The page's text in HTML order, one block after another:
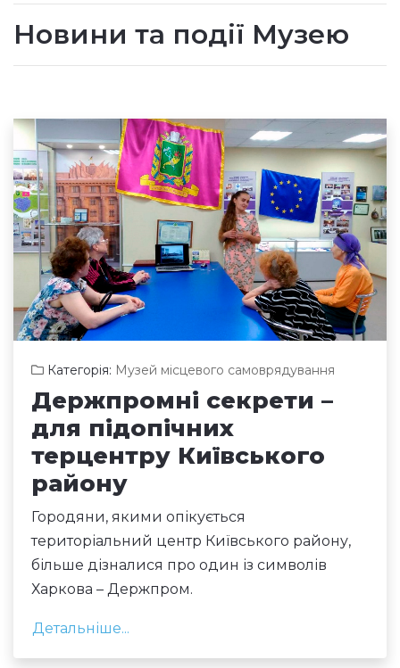
Новини та події Музею
Категорія: Музей місцевого самоврядування
Держпромні секрети –
для підопічних
терцентру Київського
району
Городяни, якими опікується
територіальний центр Київського району,
більше дізналися про один із символів
Харкова – Держпром.
Детальніше...